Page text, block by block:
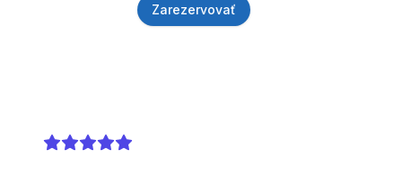
Zarezervovať
5out of 5 stars